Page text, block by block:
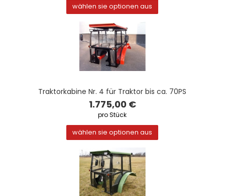
wählen sie optionen aus
Traktorkabine Nr. 4 für Traktor bis ca. 70PS
1.775,00 €
pro Stück
wählen sie optionen aus